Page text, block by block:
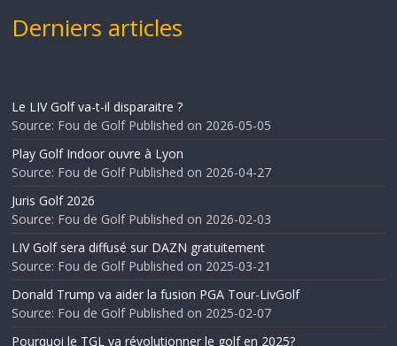
Derniers articles
Le LIV Golf va-t-il disparaitre ?
Source: Fou de Golf Published on 2026-05-05
Play Golf Indoor ouvre à Lyon
Source: Fou de Golf Published on 2026-04-27
Juris Golf 2026
Source: Fou de Golf Published on 2026-02-03
LIV Golf sera diffusé sur DAZN gratuitement
Source: Fou de Golf Published on 2025-03-21
Donald Trump va aider la fusion PGA Tour-LivGolf
Source: Fou de Golf Published on 2025-02-07
Pourquoi le TGL va révolutionner le golf en 2025?